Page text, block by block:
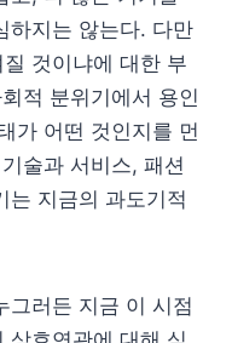
하지는 않는다. 다만
것이냐에 대한 부
적 분위기에서 용인
가 어떤 것인지를 먼
술과 서비스, 패션
는 지금의 과도기적
그러든 지금 이 시점